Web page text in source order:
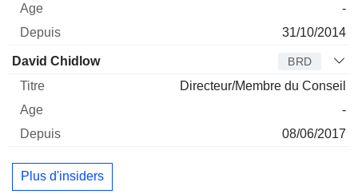
-
31/10/2014
David Chidlow BRD
Directeur/Membre du Conseil
-
08/06/2017
Plus d'insiders